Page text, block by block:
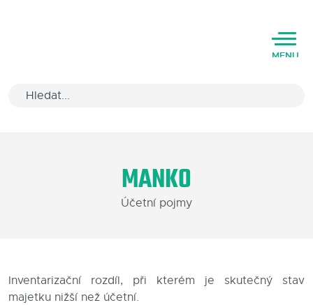
MENU
Varianty software
Kariéra
MANKO
Účetní pojmy
Inventarizační rozdíl, při kterém je skutečný stav
majetku nižší než účetní.